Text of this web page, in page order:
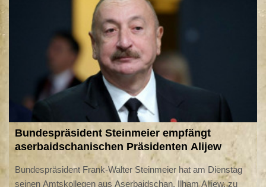
Queensland, bei dem Internationalen Korallenriff-Symposium
im neuseeländischen Auckland.
Bundespräsident Steinmeier empfängt
aserbaidschanischen Präsidenten Alijew
Bundespräsident Frank-Walter Steinmeier hat am Dienstag
seinen Amtskollegen aus Aserbaidschan, Ilham Alijew, zu